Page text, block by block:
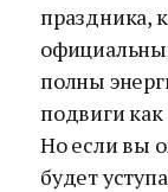
праздника,
полны
подвиги
Но если вы
будет